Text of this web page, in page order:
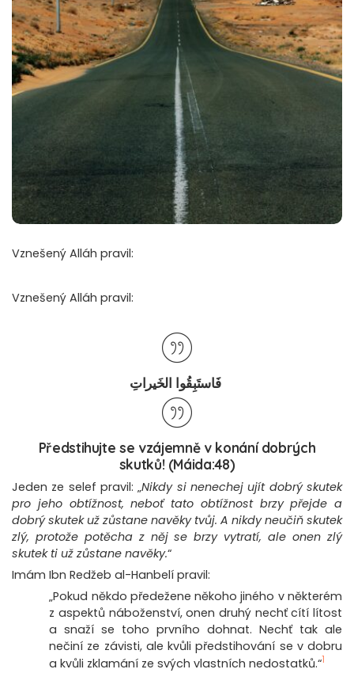
Vznešený Alláh pravil:
Vznešený Alláh pravil:
فَاستَبِقُوا الخَيراتِ
Předstihujte se vzájemně v konání dobrých
skutků! (Máida:48)
Jeden ze selef pravil: „Nikdy si nenechej ujít dobrý skutek
pro jeho obtížnost, neboť tato obtížnost brzy přejde a
dobrý skutek už zůstane navěky tvůj. A nikdy neučiň skutek
zlý, protože potěcha z něj se brzy vytratí, ale onen zlý
skutek ti už zůstane navěky.“
Imám Ibn Redžeb al-Hanbelí pravil:
„Pokud někdo předežene někoho jiného v některém
z aspektů náboženství, onen druhý nechť cítí lítost
a snaží se toho prvního dohnat. Nechť tak ale
nečiní ze závisti, ale kvůli předstihování se v dobru
a kvůli zklamání ze svých vlastních nedostatků.“1